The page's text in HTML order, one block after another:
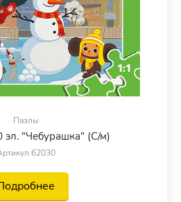
Пазлы
эл. "Чебурашка" (С/м)
62030